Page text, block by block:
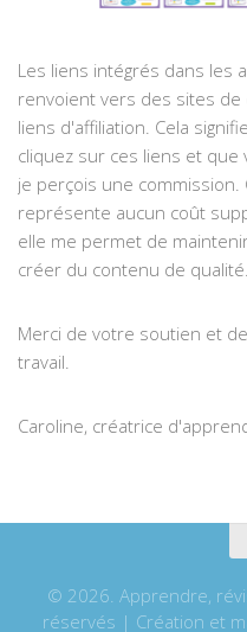
Les liens intégrés dans les
renvoient vers des sites
liens d'affiliation. Cela
cliquez sur ces liens et que
je perçois une
représente aucun coût
elle me permet de
créer du contenu de qualité.
Merci de votre soutien et
travail.
Caroline, créatrice
© 2026. Apprendre,
réservés | Création et